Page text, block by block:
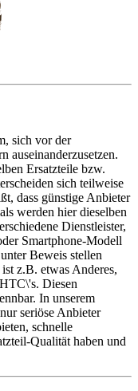
sich vor der
auseinanderzusetzen.
Ersatzteile bzw.
sich teilweise
dass günstige Anbieter
werden hier dieselben
Dienstleister,
Smartphone-Modell
Beweis stellen
z.B. etwas Anderes,
Diesen
In unserem
seriöse Anbieter
schnelle
Qualität haben und